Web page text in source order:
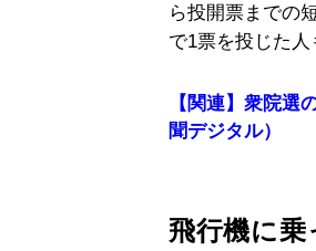
ら投開票までの
で1票を投じた人
【関連】衆院選
聞デジタル）
飛行機に